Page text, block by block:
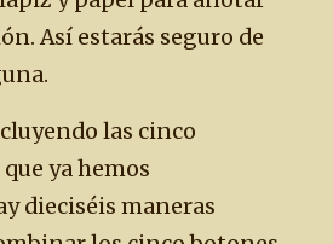
Así estarás seguro de
las cinco
ya hemos
dieciséis maneras